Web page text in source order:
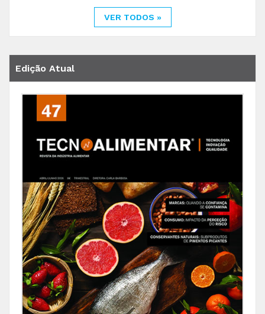
VER TODOS »
Edição Atual